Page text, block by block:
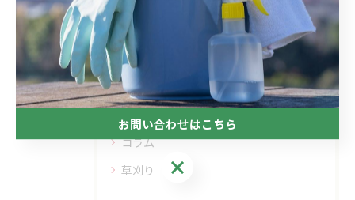
カテゴリー Categories
全てのカテゴリー
コラム
草刈り
お問い合わせはこちら
お問い合わせはこちら